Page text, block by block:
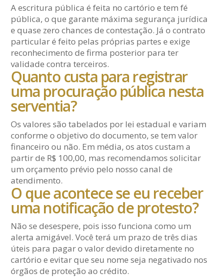
A escritura pública é feita no cartório e tem fé
pública, o que garante máxima segurança jurídica
e quase zero chances de contestação. Já o contrato
particular é feito pelas próprias partes e exige
reconhecimento de firma posterior para ter
validade contra terceiros.
Quanto custa para registrar
uma procuração pública nesta
serventia?
Os valores são tabelados por lei estadual e variam
conforme o objetivo do documento, se tem valor
financeiro ou não. Em média, os atos custam a
partir de R$ 100,00, mas recomendamos solicitar
um orçamento prévio pelo nosso canal de
atendimento.
O que acontece se eu receber
uma notificação de protesto?
Não se desespere, pois isso funciona como um
alerta amigável. Você terá um prazo de três dias
úteis para pagar o valor devido diretamente no
cartório e evitar que seu nome seja negativado nos
órgãos de proteção ao crédito.